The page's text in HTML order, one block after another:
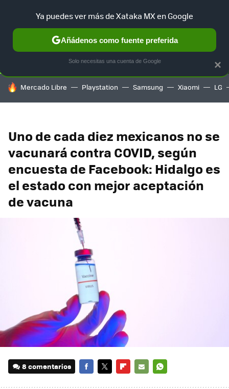
SELECCIÓN GAMING HOME AUTO TERRITORIO
HOY SE HABLA DE
Mercado Libre Playstation Samsung Xiaomi LG
Uno de cada diez mexicanos no se
vacunará contra COVID, según
encuesta de Facebook: Hidalgo es
el estado con mejor aceptación
de vacuna
8 comentarios
×
Ya puedes ver más de Xataka MX en Google
Añádenos como fuente preferida
Solo necesitas una cuenta de Google